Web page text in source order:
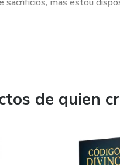
de quien